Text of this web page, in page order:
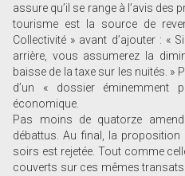
assure qu’il se range à l’avis des
tourisme est la source de
Collectivité » avant d’ajouter : «
arrière, vous assumerez la
baisse de la taxe sur les nuités. »
d’un « dossier éminemment
économique.
Pas moins de quatorze
débattus. Au final, la
soirs est rejetée. Tout comme
couverts sur ces mêmes